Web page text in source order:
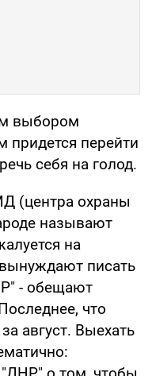
выбором
перейти
себя на голод.
(центра охраны
называют
на
писать
- обещают
что
август. Выехать